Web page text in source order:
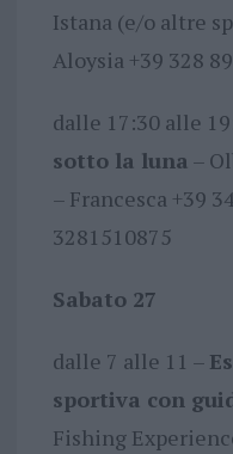
Istana (e/o altre
Aloysia +39 328
dalle 17:30 alle
sotto la luna –
– Francesca +39
3281510875
Sabato 27
dalle 7 alle 11 –
sportiva con
Fishing